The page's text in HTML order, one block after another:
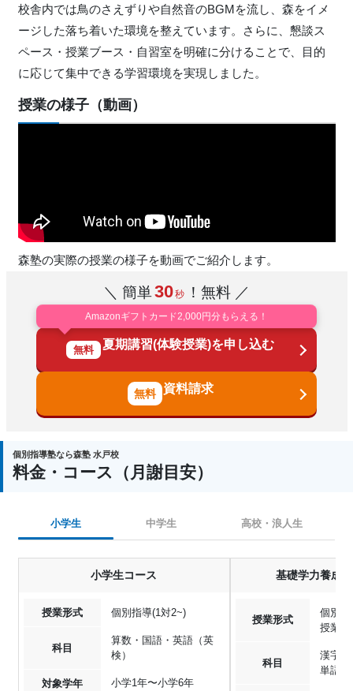
校舎内では鳥のさえずりや自然音のBGMを流し、森をイメ
ージした落ち着いた環境を整えています。さらに、懇談ス
ペース・授業ブース・自習室を明確に分けることで、目的
に応じて集中できる学習環境を実現しました。
授業の様子（動画）
森塾の実際の授業の様子を動画でご紹介します。
＼ 簡単30秒 ！無料 ／
Amazonギフトカード2,000円分もらえる！
無料 夏期講習(体験授業)を申し込む
資料請求
個別指導塾なら森塾 水戸校
料金・コース（月謝目安）
小学生 中学生 高校・浪人生
小学生コース
授業形式 個別指導(1対2~)
科目
算数・国語・英語（英
検）
対象学年 小学1年〜小学6年
基礎学力養成
授業形式
個別指
授業,
科目
漢字・
単語